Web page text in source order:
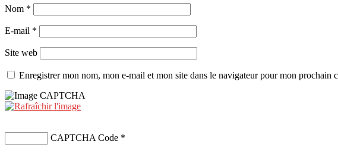
Nom *
E-mail *
Site web
Enregistrer mon nom, mon e-mail et mon site dans le navigateur pour mon prochain
CAPTCHA Code *